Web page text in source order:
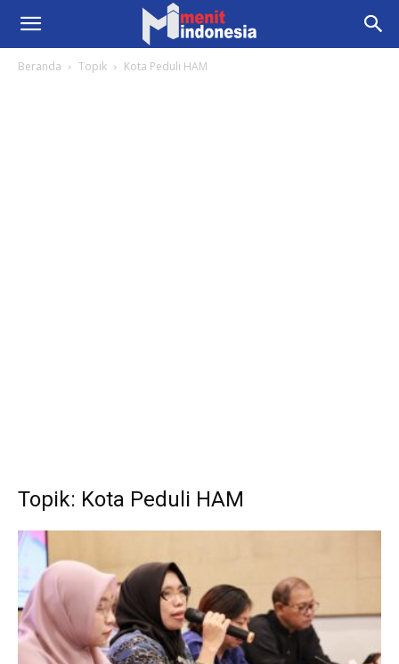
Beranda Topik Kota Peduli HAM
Topik: Kota Peduli HAM